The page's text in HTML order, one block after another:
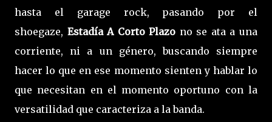
hasta el garage rock, pasando por el
shoegaze, Estadía A Corto Plazo no se ata a una
corriente, ni a un género, buscando siempre
hacer lo que en ese momento sienten y hablar lo
que necesitan en el momento oportuno con la
versatilidad que caracteriza a la banda.